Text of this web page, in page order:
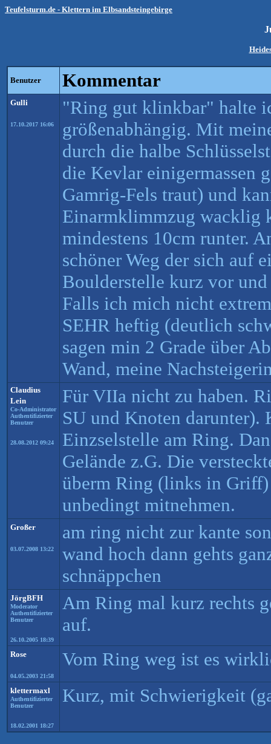
Teufelsturm.de - Klettern im Elbsandsteingebirge
Benutzer Kommentar
Gulli
17.10.2017 16:06
"Ring gut klinkbar" halte
größenabhängig. Mit
durch die halbe
die Kevlar einigermassen
Gamrig-Fels traut) und
Einarmklimmzug wacklig
mindestens 10cm runter.
schöner Weg der sich auf
Boulderstelle kurz vor
Falls ich mich nicht
SEHR heftig (deutlich
sagen min 2 Grade über
Wand, meine
Claudius
Lein
Co-Administrator
Authentifizierter
Benutzer
28.08.2012 09:24
Für VIIa nicht zu haben.
SU und Knoten darunter).
Einzselstelle am Ring.
Gelände z.G. Die
überm Ring (links in Griff)
unbedingt mitnehmen.
Großer
03.07.2008 13:22
am ring nicht zur kante
wand hoch dann gehts
schnäppchen
JörgBFH
Moderator
Authentifizierter
Benutzer
26.10.2005 18:39
Am Ring mal kurz rechts
auf.
Rose
04.05.2003 21:58
Vom Ring weg ist es
klettermaxl
Authentifizierter
Benutzer
18.02.2001 18:27
Kurz, mit Schwierigkeit